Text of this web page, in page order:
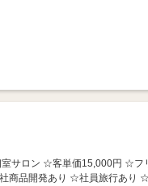
サロン ☆客単価15,000円 ☆フ
商品開発あり ☆社員旅行あり